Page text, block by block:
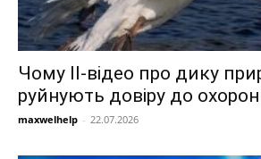
Чому ІІ-відео про дику
руйнують довіру до
maxwelhelp - 22.07.2026